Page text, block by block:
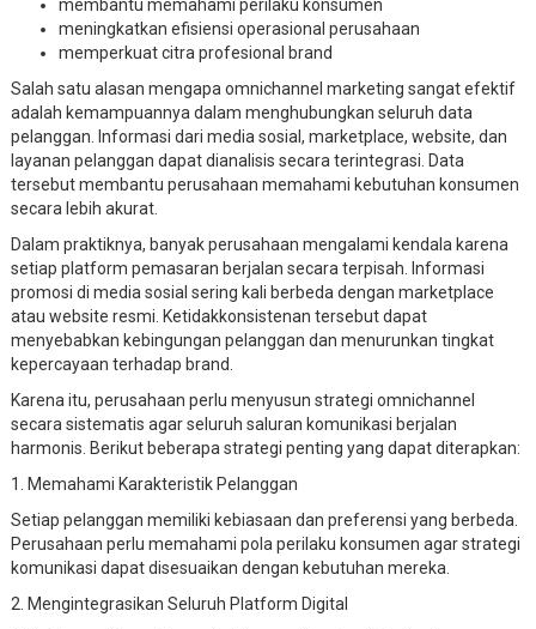
membantu memahami perilaku konsumen
meningkatkan efisiensi operasional perusahaan
memperkuat citra profesional brand
Salah satu alasan mengapa omnichannel marketing sangat efektif
adalah kemampuannya dalam menghubungkan seluruh data
pelanggan. Informasi dari media sosial, marketplace, website, dan
layanan pelanggan dapat dianalisis secara terintegrasi. Data
tersebut membantu perusahaan memahami kebutuhan konsumen
secara lebih akurat.
Dalam praktiknya, banyak perusahaan mengalami kendala karena
setiap platform pemasaran berjalan secara terpisah. Informasi
promosi di media sosial sering kali berbeda dengan marketplace
atau website resmi. Ketidakkonsistenan tersebut dapat
menyebabkan kebingungan pelanggan dan menurunkan tingkat
kepercayaan terhadap brand.
Karena itu, perusahaan perlu menyusun strategi omnichannel
secara sistematis agar seluruh saluran komunikasi berjalan
harmonis. Berikut beberapa strategi penting yang dapat diterapkan:
1. Memahami Karakteristik Pelanggan
Setiap pelanggan memiliki kebiasaan dan preferensi yang berbeda.
Perusahaan perlu memahami pola perilaku konsumen agar strategi
komunikasi dapat disesuaikan dengan kebutuhan mereka.
2. Mengintegrasikan Seluruh Platform Digital